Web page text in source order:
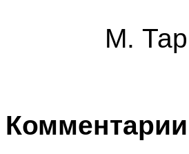
М.
Комментарии